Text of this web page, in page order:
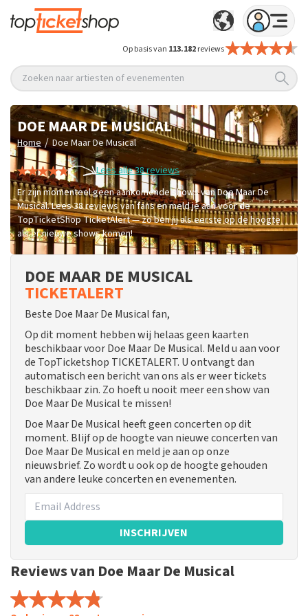
Op basis van 113.182reviews
Zoeken naar artiesten of evenementen
DOE MAAR DE MUSICAL
Home / Doe Maar De Musical
Lees alle 38 reviews
Er zijn momenteel geen aankomende shows van Doe Maar De
Musical. Lees 38 reviews van fans en meld je aan voor de
TopTicketShop TicketAlert — zo ben jij als eerste op de hoogte
als er nieuwe shows komen!
DOE MAAR DE MUSICAL
TICKETALERT
Beste Doe Maar De Musical fan,
Op dit moment hebben wij helaas geen kaarten
beschikbaar voor Doe Maar De Musical. Meld u aan voor
de TopTicketshop TICKETALERT. U ontvangt dan
automatisch een bericht van ons als er weer tickets
beschikbaar zin. Zo hoeft u nooit meer een show van
Doe Maar De Musical te missen!
Doe Maar De Musical heeft geen concerten op dit
moment. Blijf op de hoogte van nieuwe concerten van
Doe Maar De Musical en meld je aan op onze
nieuwsbrief. Zo wordt u ook op de hoogte gehouden
van andere leuke concerten en evenementen.
INSCHRIJVEN
Reviews van Doe Maar De Musical